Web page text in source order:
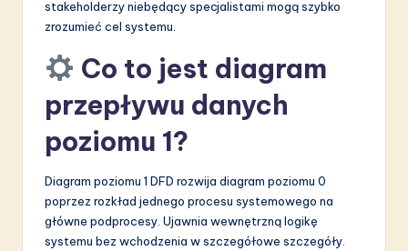
stakeholderzy niebędący specjalistami mogą szybko
zrozumieć cel systemu.
Co to jest diagram
przepływu danych
poziomu 1?
Diagram poziomu 1 DFD rozwija diagram poziomu 0
poprzez rozkład jednego procesu systemowego na
główne podprocesy. Ujawnia wewnętrzną logikę
systemu bez wchodzenia w szczegółowe szczegóły.